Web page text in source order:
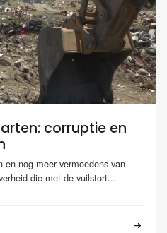
corruptie en
nog meer vermoedens van
die met de vuilstort...